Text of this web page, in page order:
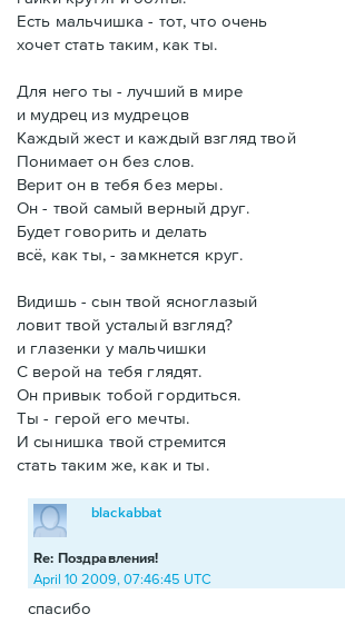
Есть мальчишка - тот, что очень
хочет стать таким, как ты.
Для него ты - лучший в мире
и мудрец из мудрецов
Каждый жест и каждый взгляд твой
Понимает он без слов.
Верит он в тебя без меры.
Он - твой самый верный друг.
Будет говорить и делать
всё, как ты, - замкнется круг.
Видишь - сын твой ясноглазый
ловит твой усталый взгляд?
и глазенки у мальчишки
С верой на тебя глядят.
Он привык тобой гордиться.
Ты - герой его мечты.
И сынишка твой стремится
стать таким же, как и ты.
Re: Поздравления!
blackabbat
April 10 2009, 07:46:45 UTC
спасибо